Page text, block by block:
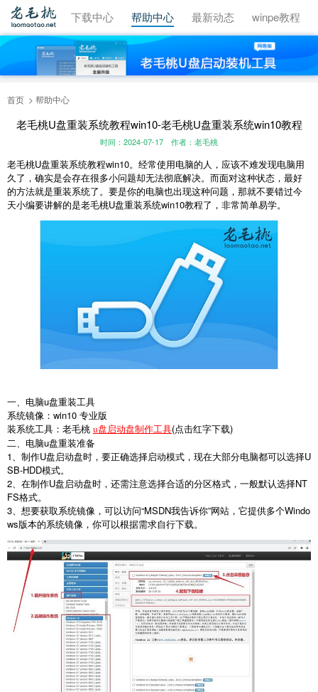
视频教程 下载中心 帮助中心 最新动态 winpe教程
首页 帮助中心
老毛桃U盘重装系统教程win10-老毛桃U盘重装系统win10教程
时间：2024-07-17 作者：老毛桃
老毛桃U盘重装系统教程win10。经常使用电脑的人，应该不难发现电脑用
久了，确实是会存在很多小问题却无法彻底解决。而面对这种状态，最好
的方法就是重装系统了。要是你的电脑也出现这种问题，那就不要错过今
天小编要讲解的是老毛桃U盘重装系统win10教程了，非常简单易学。
一、电脑u盘重装工具
系统镜像： win10 专业版
装系统工具：老毛桃 u盘启动盘制作工具(点击红字下载)
二、电脑u盘重装准备
1、制作U盘启动盘时，要正确选择启动模式，现在大部分电脑都可以选择U
SB-HDD模式。
2、在制作U盘启动盘时，还需注意选择合适的分区格式，一般默认选择NT
FS格式。
3、想要获取系统镜像，可以访问“MSDN我告诉你”网站，它提供多个Windo
ws版本的系统镜像，你可以根据需求自行下载。